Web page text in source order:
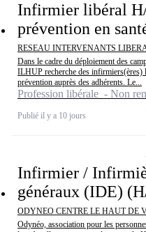
Infirmier libéral
prévention en
RESEAU INTERVENANTS
Dans le cadre du déploiement des
ILHUP recherche des infirmiers(ères)
prévention auprès des adhérents. Le...
Profession libérale - Non
Publié il y a 10 jours
Infirmier /
généraux (IDE)
ODYNEO CENTRE LE HAUT DE
Odynéo, association pour les